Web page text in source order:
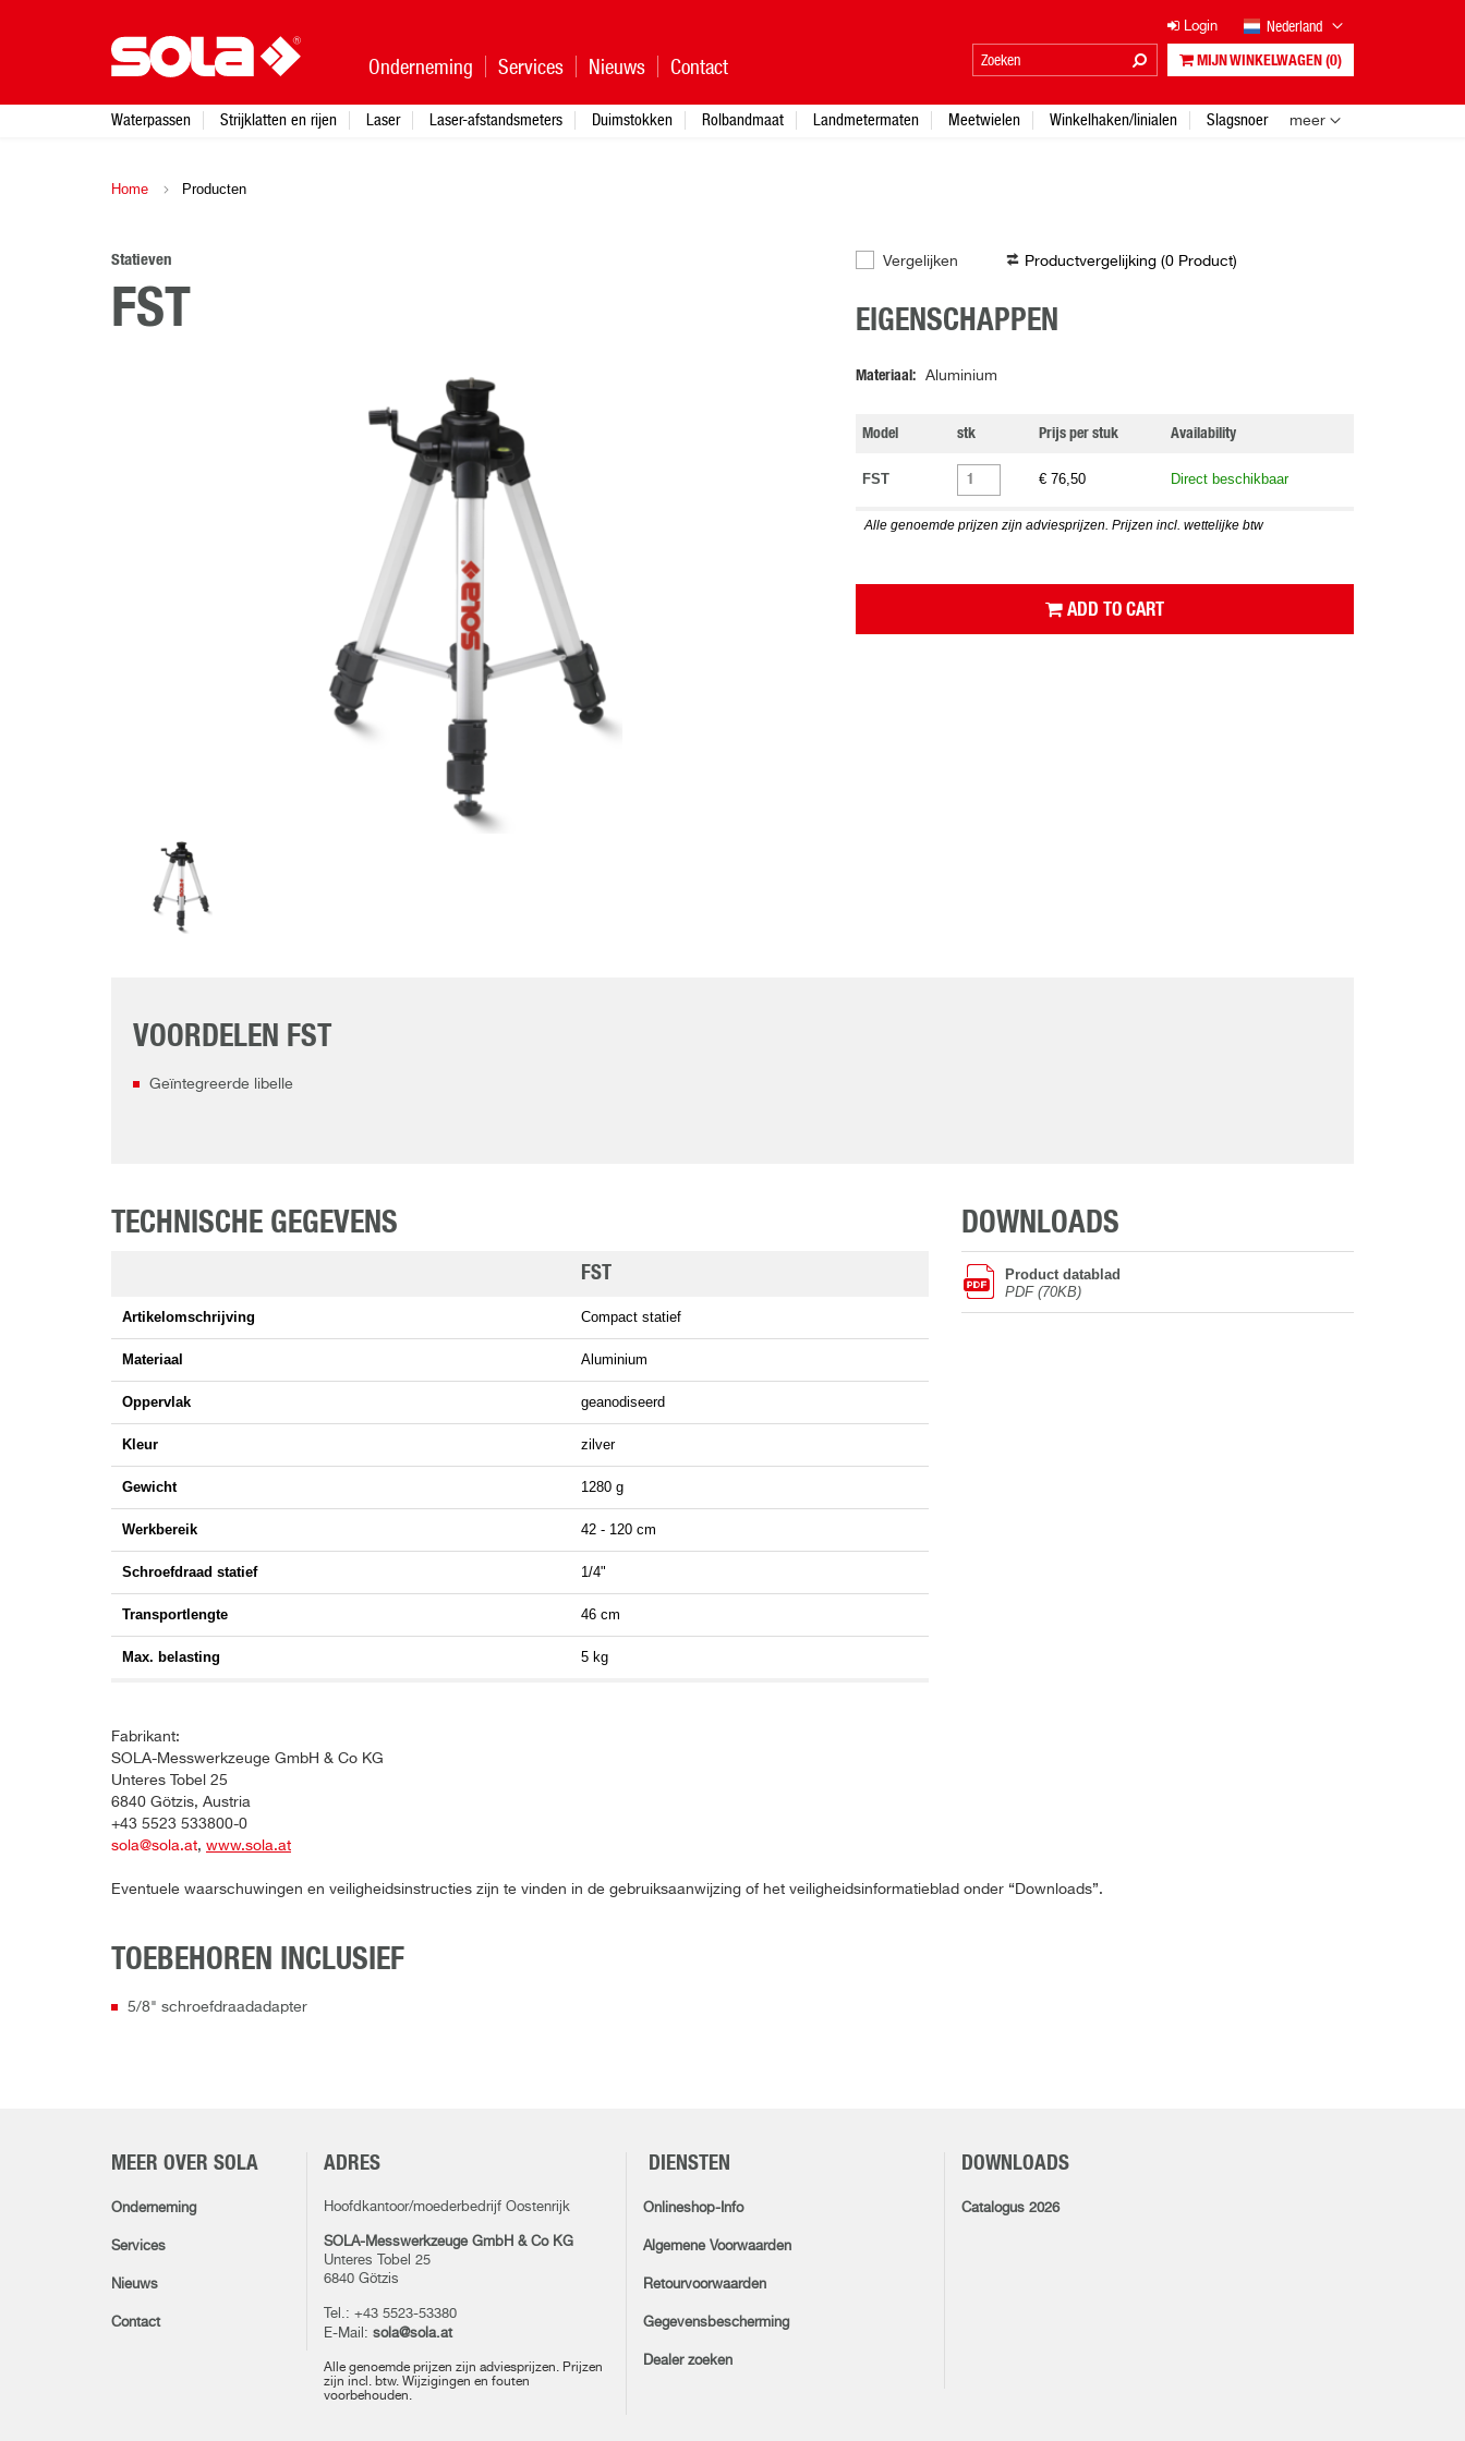
Home Producten
Statieven
FST
Vergelijken Productvergelijking (0 Product)
EIGENSCHAPPEN
Materiaal Aluminium
Model stk Prijs per stuk Availability
FST € 76,50 Direct beschikbaar
Alle genoemde prijzen zijn adviesprijzen. Prijzen incl. wettelijke btw
ADD TO CART
VOORDELEN FST
Geïntegreerde libelle
TECHNISCHE GEGEVENS
FST
Artikelomschrijving Compact statief
Materiaal Aluminium
Oppervlak geanodiseerd
Kleur zilver
Gewicht 1280 g
Werkbereik 42 - 120 cm
Schroefdraad statief 1/4"
Transportlengte 46 cm
Max. belasting 5 kg
DOWNLOADS
Product datablad
PDF (70KB)
Fabrikant:
SOLA-Messwerkzeuge GmbH & Co KG
Unteres Tobel 25
6840 Götzis, Austria
+43 5523 533800-0
sola@sola.at, www.sola.at
Eventuele waarschuwingen en veiligheidsinstructies zijn te vinden in de gebruiksaanwijzing of het veiligheidsinformatieblad onder “Downloads”.
TOEBEHOREN INCLUSIEF
5/8" schroefdraadadapter
MEER OVER SOLA
Onderneming
Services
Nieuws
Contact
ADRES
Hoofdkantoor/moederbedrijf Oostenrijk
SOLA-Messwerkzeuge GmbH & Co KG
Unteres Tobel 25
6840 Götzis
Tel.: +43 5523-53380
E-Mail: sola@sola.at
Alle genoemde prijzen zijn adviesprijzen. Prijzen
zijn incl. btw. Wijzigingen en fouten
voorbehouden.
DIENSTEN
Onlineshop-Info
Algemene Voorwaarden
Retourvoorwaarden
Gegevensbescherming
Dealer zoeken
DOWNLOADS
Catalogus 2026
Onderneming Services Nieuws Contact
Login Nederland
MIJN WINKELWAGEN (0)
Waterpassen Strijklatten en rijen Laser Laser-afstandsmeters Duimstokken Rolbandmaat Landmetermaten Meetwielen Winkelhaken/linialen Slagsnoer meer